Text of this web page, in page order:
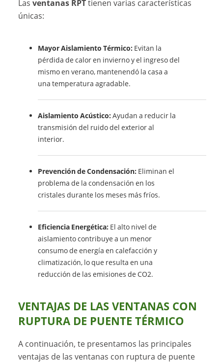
Lasventanas RPTtienen varias características
únicas:
Mayor Aislamiento Térmico: Evitan la
pérdida de calor en invierno y el ingreso del
mismo en verano, mantenendó la casa a
una temperatura agradable.
Aislamiento Acústico: Ayudan a reducir la
transmisión del ruido del exterior al
interior.
Prevención de Condensación: Eliminan el
problema de la condensación en los
cristales durante los meses más fríos.
Eficiencia Energética: El alto nivel de
aislamiento contribuye a un menor
consumo de energía en calefacción y
climatización, lo que resulta en una
reducción de las emisiones de CO2.
VENTAJAS DE LAS VENTANAS CON
RUPTURA DE PUENTE TÉRMICO
A continuación, te presentamos las principales
ventajas de las ventanas con ruptura de puente